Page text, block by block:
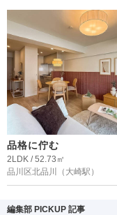
品格に佇む
2LDK / 52.73㎡
品川区北品川
（大崎駅）
編集部 PICKUP 記事